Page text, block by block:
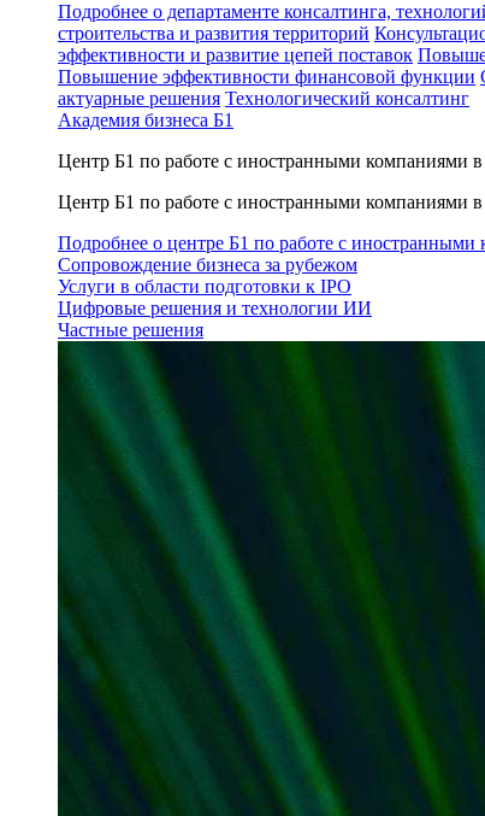
Подробнее о департаменте консалтинга,
строительства и развития территорий
эффективности и развитие цепей поставок
Повышение эффективности финансовой функции
актуарные решения Технологический консалтинг
Академия бизнеса Б1
Центр Б1 по работе с иностранными компаниями
Центр Б1 по работе с иностранными компаниями
Подробнее о центре Б1 по работе с иностранными
Сопровождение бизнеса за рубежом
Услуги в области подготовки к IPO
Цифровые решения и технологии ИИ
Частные решения